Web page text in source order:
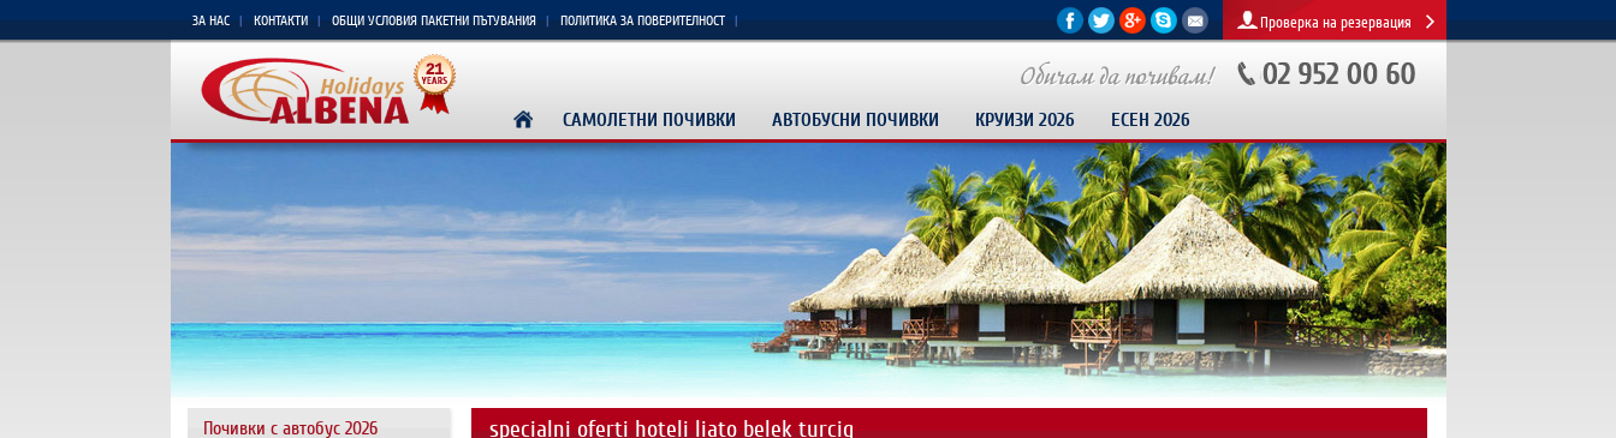
ЗА НАС КОНТАКТИ ОБЩИ УСЛОВИЯ ПАКЕТНИ ПЪТУВАНИЯ ПОЛИТИКА ЗА ПОВЕРИТЕЛНОСТ Проверка на резервация
САМОЛЕТНИ ПОЧИВКИ АВТОБУСНИ ПОЧИВКИ КРУИЗИ 2026 ЕСЕН 2026
Почивки с автобус 2026 specialni oferti hoteli liato belek turciq